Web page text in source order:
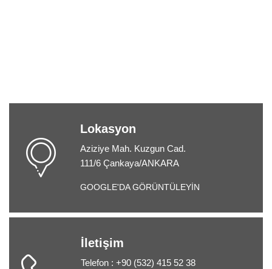
Lokasyon
Aziziye Mah. Kuzgun Cad.
111/6 Çankaya/ANKARA
GOOGLE'DA GÖRÜNTÜLEYİN
İletişim
Telefon : +90 (532) 415 52 38